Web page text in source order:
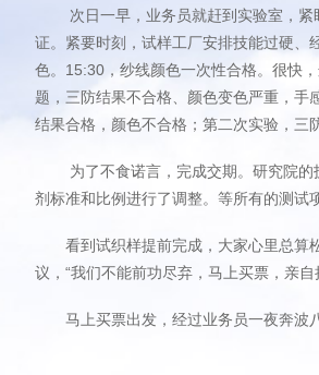
次日一早，业务员就赶到实验室，紧盯
证。紧要时刻，试样工厂安排技能过硬、
色。15:30，纱线颜色一次性合格。很快
题，三防结果不合格、颜色变色严重，手
结果合格，颜色不合格；第二次实验，
为了不食诺言，完成交期。研究院的技
剂标准和比例进行了调整。等所有的测试
看到试织样提前完成，大家心里总算
议，“我们不能前功尽弃，马上买票，亲
马上买票出发，经过业务员一夜奔波八